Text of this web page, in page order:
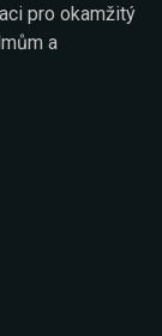
pro okamžitý
a